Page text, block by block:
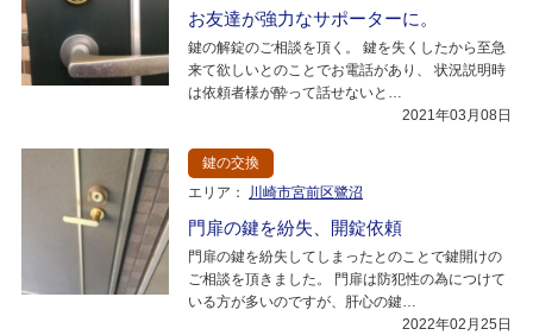
お友達が強力なサポーターに。
鍵の解錠のご相談を頂く。 鍵を失くしたから至急
来て欲しいとのことでお電話があり、 状況説明時
は依頼者様が酔って話せないと…
2021年03月08日
鍵の交換
エリア：
川崎市宮前区鷺沼
門扉の鍵を紛失、開錠依頼
門扉の鍵を紛失してしまったとのことで鍵開けの
ご相談を頂きました。 門扉は防犯性の為につけて
いる方が多いのですが、肝心の鍵…
2022年02月25日